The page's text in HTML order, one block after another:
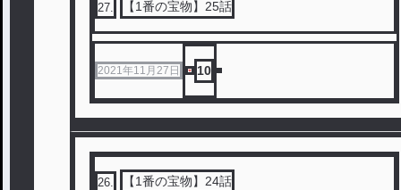
27 【1番の宝物】25話
2021年11月27日 10
26 【1番の宝物】24話